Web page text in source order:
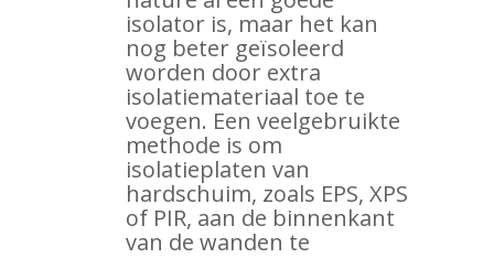
isolator is, maar het kan
nog beter geïsoleerd
worden door extra
isolatiemateriaal toe te
voegen. Een veelgebruikte
methode is om
isolatieplaten van
hardschuim, zoals EPS, XPS
of PIR, aan de binnenkant
van de wanden te